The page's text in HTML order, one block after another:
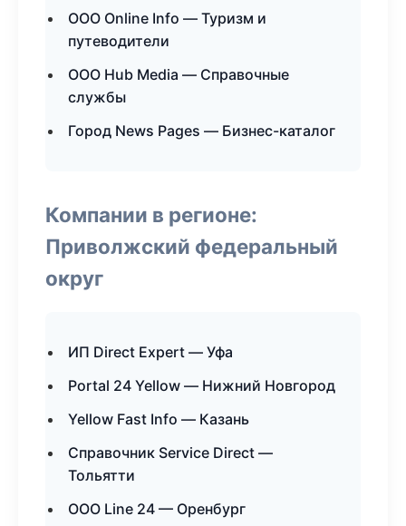
ООО Online Info — Туризм и
путеводители
ООО Hub Media — Справочные
службы
Город News Pages — Бизнес-каталог
Компании в регионе:
Приволжский федеральный
округ
ИП Direct Expert — Уфа
Portal 24 Yellow — Нижний Новгород
Yellow Fast Info — Казань
Справочник Service Direct —
Тольятти
ООО Line 24 — Оренбург